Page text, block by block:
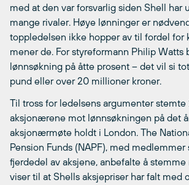
med at den var forsvarlig siden Shell har
mange rivaler. Høye lønninger er
toppledelsen ikke hopper av til fordel for
mener de. For styreformann Philip Watts
lønnsøkning på åtte prosent – det vil si
pund eller over 20 millioner kroner.
Til tross for ledelsens argumenter stemte
aksjonærene mot lønnsøkningen på det
aksjonærmøte holdt i London. The
Pension Funds (NAPF), med
fjerdedel av aksjene, anbefalte å
viser til at Shells aksjepriser har falt med